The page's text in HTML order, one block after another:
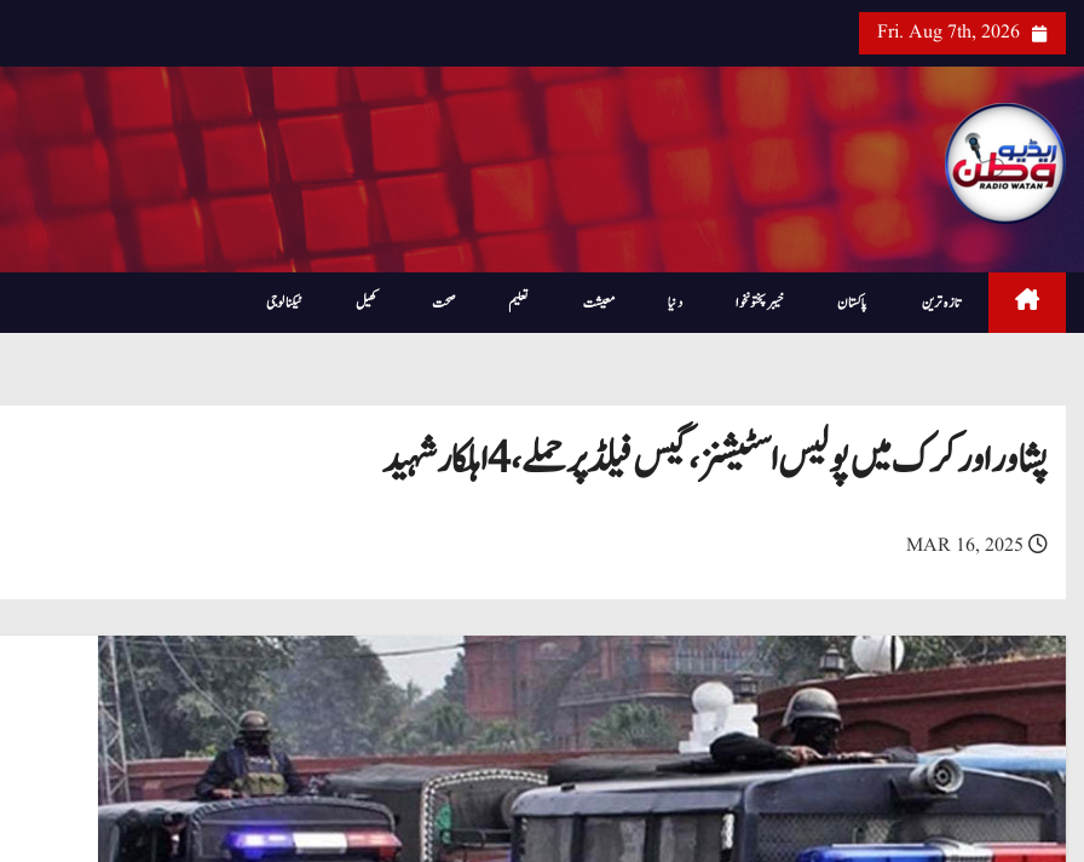
i
Fri. Aug 7th, 2026
تازہ ترین پاکستان خیبرپختونخوا دنیا معیشت تعلیم صحت کھیل ٹیکنالوجی
پشاور اور کرک میں پولیس اسٹیشنز ، گیس فیلڈ پر حملے ، 4 اہلکار شہید